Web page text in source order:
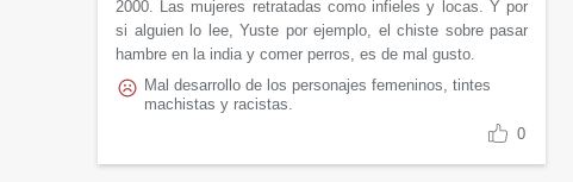
2000. Las mujeres retratadas como infieles y locas. Y por
si alguien lo lee, Yuste por ejemplo, el chiste sobre pasar
hambre en la india y comer perros, es de mal gusto.
Mal desarrollo de los personajes femeninos, tintes
machistas y racistas.
0